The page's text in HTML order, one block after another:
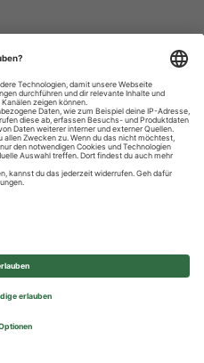
- All rights reserved